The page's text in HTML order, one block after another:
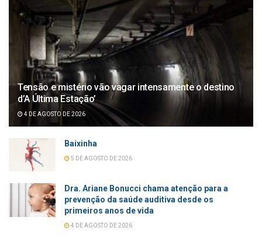
Tensão e mistério vão vagar intensamente o destino
d’A Última Estação’
4 DE AGOSTO DE 2026
Baixinha
5 DE AGOSTO DE 2026
Dra. Ariane Bonucci chama atenção para a
prevenção da saúde auditiva desde os
primeiros anos de vida
4 DE AGOSTO DE 2026